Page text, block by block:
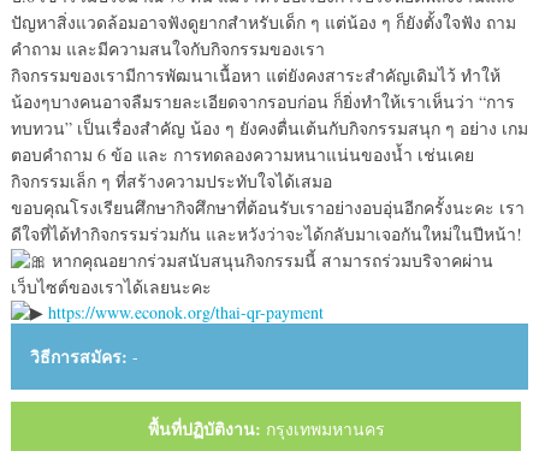
ปัญหาสิ่งแวดล้อมอาจฟังดูยากสำหรับเด็ก ๆ แต่น้อง ๆ ก็ยังตั้งใจฟัง ถาม
คำถาม และมีความสนใจกับกิจกรรมของเรา
กิจกรรมของเรามีการพัฒนาเนื้อหา แต่ยังคงสาระสำคัญเดิมไว้ ทำให้
น้องๆบางคนอาจลืมรายละเอียดจากรอบก่อน ก็ยิ่งทำให้เราเห็นว่า “การ
ทบทวน” เป็นเรื่องสำคัญ น้อง ๆ ยังคงตื่นเต้นกับกิจกรรมสนุก ๆ อย่าง เกม
ตอบคำถาม 6 ข้อ และ การทดลองความหนาแน่นของน้ำ เช่นเคย
กิจกรรมเล็ก ๆ ที่สร้างความประทับใจได้เสมอ
ขอบคุณโรงเรียนศึกษากิจศึกษาที่ต้อนรับเราอย่างอบอุ่นอีกครั้งนะคะ เรา
ดีใจที่ได้ทำกิจกรรมร่วมกัน และหวังว่าจะได้กลับมาเจอกันใหม่ในปีหน้า!
หากคุณอยากร่วมสนับสนุนกิจกรรมนี้ สามารถร่วมบริจาคผ่าน
เว็บไซต์ของเราได้เลยนะคะ
https://www.econok.org/thai-qr-payment
วิธีการสมัคร: -
พื้นที่ปฏิบัติงาน: กรุงเทพมหานคร